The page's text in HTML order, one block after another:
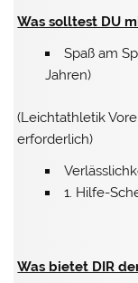
Was solltest DU
Spaß am
Jahren)
(Leichtathletik
erforderlich)
1. Hilfe-
Was bietet DIR